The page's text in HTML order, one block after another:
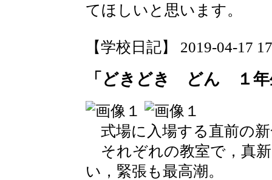
てほしいと思います。
【学校日記】 2019-04-17
「どきどき どん １年
式場に入場する直前の
それぞれの教室で，真
い，緊張も最高潮。